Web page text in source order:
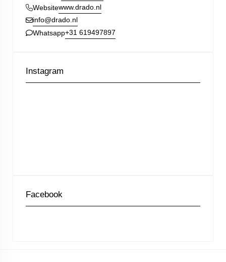
Websitewww.drado.nl
info@drado.nl
Whatsapp+31 619497897
Instagram
Facebook